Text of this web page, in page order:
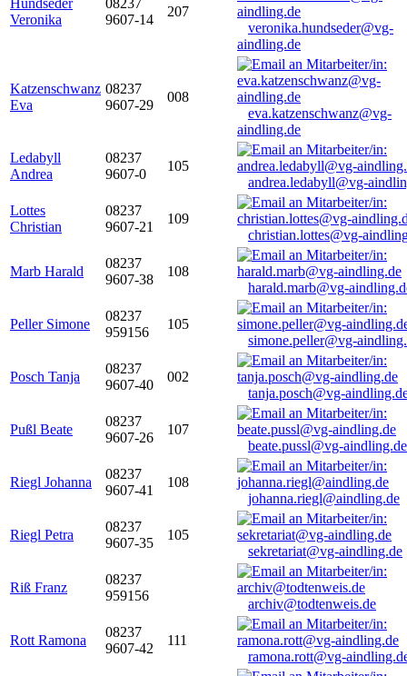
Hundseder
Veronika
08237
9607-14
207
veronika.hundseder@vg-
aindling.de
Katzenschwanz
Eva
08237
9607-29
008
eva.katzenschwanz@vg-
aindling.de
Ledabyll
Andrea
08237
9607-0
105
andrea.ledabyll@vg-
Lottes
Christian
08237
9607-21
109
christian.lottes@vg-
Marb Harald
08237
9607-38
108
harald.marb@vg-
Peller Simone
08237
959156
105
simone.peller@vg-
Posch Tanja
08237
9607-40
002
tanja.posch@vg-
Pußl Beate
08237
9607-26
107
beate.pussl@vg-aindling.de
Riegl Johanna
08237
9607-41
108
johanna.riegl@aindling.de
Riegl Petra
08237
9607-35
105
sekretariat@vg-aindling.de
Riß Franz
08237
959156
archiv@todtenweis.de
Rott Ramona
08237
9607-42
111
ramona.rott@vg-